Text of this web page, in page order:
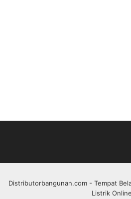
Distributorbangunan.com - Tempat
Listrik Online